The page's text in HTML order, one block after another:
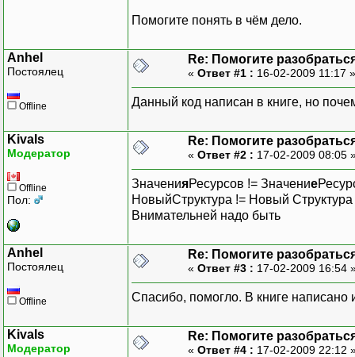
Помогите понять в чём дело.
Anhel
Постоялец
Offline
Re: Помогите
« Ответ #1 : 16-02-2009 11:17
Данный код написан в книге, но
Kivals
Модератор
Offline
Пол:
Re: Помогите
« Ответ #2 : 17-02-2009 08:05
ЗначенияРесурсов != Значение
НовыйСтруктура != Новый Структура
Внимательней надо быть
Anhel
Постоялец
Offline
Re: Помогите
« Ответ #3 : 17-02-2009 16:54
Спасибо, помогло. В книге написано
Kivals
Модератор
Re: Помогите
« Ответ #4 : 17-02-2009 22:12